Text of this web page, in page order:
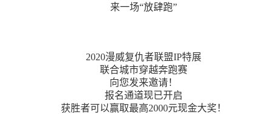
来一场“放肆跑”
2020漫威复仇者联盟IP特展
联合城市穿越奔跑赛
向您发来邀请！
报名通道现已开启
获胜者可以赢取最高2000元现金大奖！